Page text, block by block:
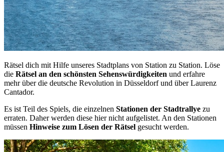
Rätsel dich mit Hilfe unseres Stadtplans von Station zu Station. Löse
die Rätsel an den schönsten Sehenswürdigkeiten und erfahre
mehr über die deutsche Revolution in Düsseldorf und über Laurenz
Cantador.
Es ist Teil des Spiels, die einzelnen Stationen der Stadtrallye zu
erraten. Daher werden diese hier nicht aufgelistet. An den Stationen
müssen Hinweise zum Lösen der Rätsel gesucht werden.